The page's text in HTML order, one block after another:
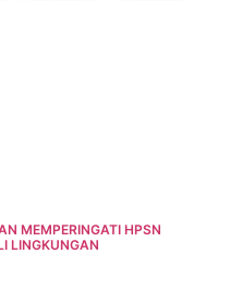
MEMPERINGATI HPSN
LINGKUNGAN